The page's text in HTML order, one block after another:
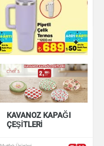
Pipetli Çelik Termos
1200 ml
Mutfak Ürünleri
KAVANOZ KAPAĞI
ÇEŞİTLERİ